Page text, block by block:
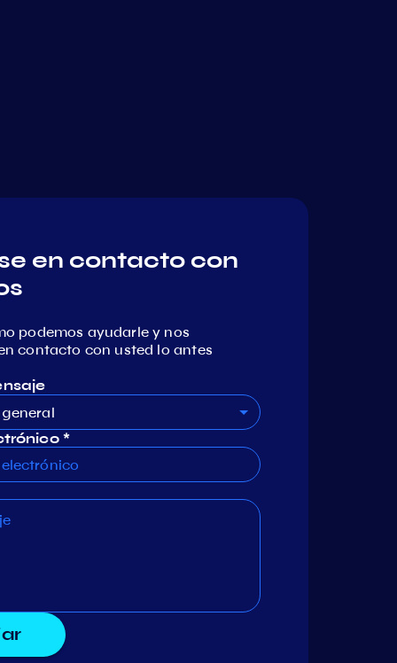
en contacto con
podemos ayudarle y nos
contacto con usted lo antes
*